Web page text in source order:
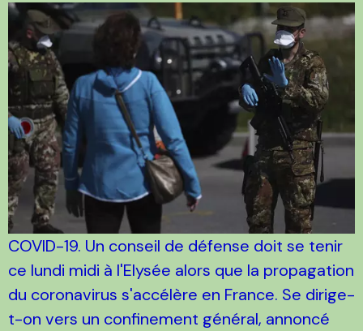
COVID-19. Un conseil de défense doit se tenir
ce lundi midi à l'Elysée alors que la propagation
du coronavirus s'accélère en France. Se dirige-
t-on vers un confinement général, annoncé